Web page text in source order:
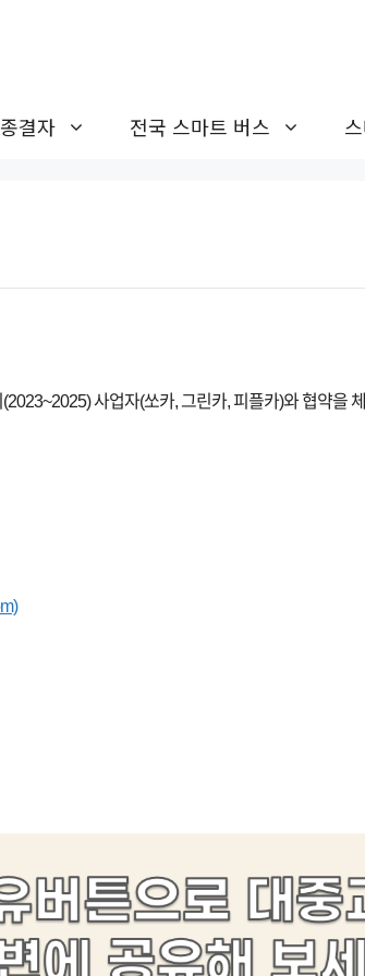
결자 전국 스마트 버스
사업자(쏘카, 그린카, 피플카)와 협약을